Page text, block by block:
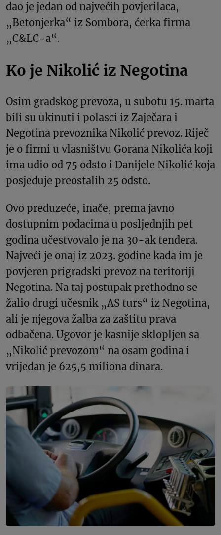
dao je jedan od najvećih povjerilaca,
„Betonjerka“ iz Sombora, ćerka firma
„C&LC-a“.
Ko je Nikolić iz Negotina
Osim gradskog prevoza, u subotu 15. marta
bili su ukinuti i polasci iz Zaječara i
Negotina prevoznika Nikolić prevoz. Riječ
je o firmi u vlasništvu Gorana Nikolića koji
ima udio od 75 odsto i Danijele Nikolić koja
posjeduje preostalih 25 odsto.
Ovo preduzeće, inače, prema javno
dostupnim podacima u posljednjih pet
godina učestvovalo je na 30-ak tendera.
Najveći je onaj iz 2023. godine kada im je
povjeren prigradski prevoz na teritoriji
Negotina. Na taj postupak prethodno se
žalio drugi učesnik „AS turs“ iz Negotina,
ali je njegova žalba za zaštitu prava
odbačena. Ugovor je kasnije sklopljen sa
„Nikolić prevozom“ na osam godina i
vrijedan je 625,5 miliona dinara.